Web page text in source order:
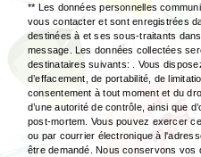
** Les données personnelles
vous contacter et sont enregistrées
destinées à et ses sous-traitants
message. Les données collectées
destinataires suivants: . Vous
d’effacement, de portabilité, de
consentement à tout moment et du
d’une autorité de contrôle, ainsi que
post-mortem. Vous pouvez exercer
ou par courrier électronique à
être demandé. Nous conservons vos